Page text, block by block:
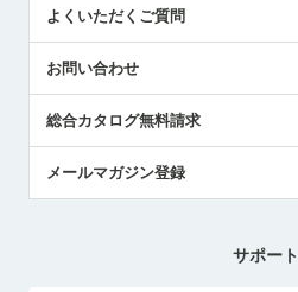
社長ブログ
よくいただくご質問
お問い合わせ
総合カタログ無料請求
メールマガジン登録
サポート